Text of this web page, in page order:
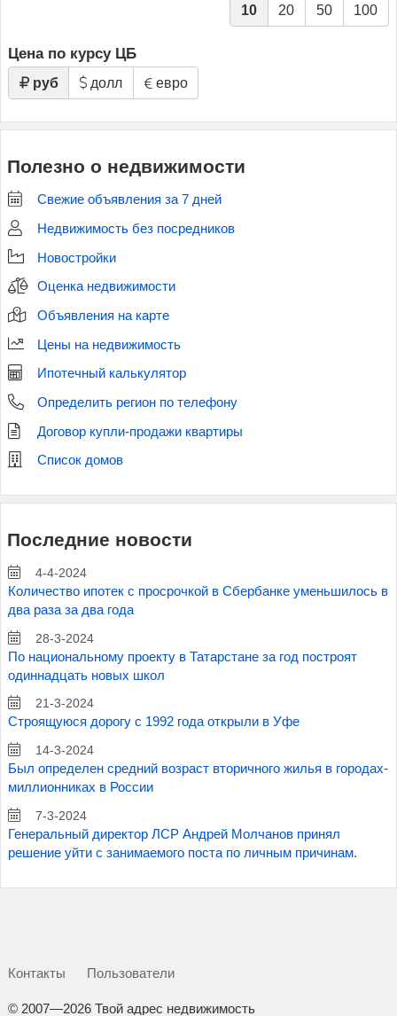
10 20 50 100
Цена по курсу ЦБ
руб долл евро
Полезно о недвижимости
Свежие объявления за 7 дней
Недвижимость без посредников
Новостройки
Оценка недвижимости
Объявления на карте
Цены на недвижимость
Ипотечный калькулятор
Определить регион по телефону
Договор купли-продажи квартиры
Список домов
Последние новости
4-4-2024
Количество ипотек с просрочкой в Сбербанке уменьшилось в
два раза за два года
28-3-2024
По национальному проекту в Татарстане за год построят
одиннадцать новых школ
21-3-2024
Строящуюся дорогу с 1992 года открыли в Уфе
14-3-2024
Был определен средний возраст вторичного жилья в городах-
миллионниках в России
7-3-2024
Генеральный директор ЛСР Андрей Молчанов принял
решение уйти с занимаемого поста по личным причинам.
Контакты Пользователи
© 2007—2026 Твой адрес недвижимость